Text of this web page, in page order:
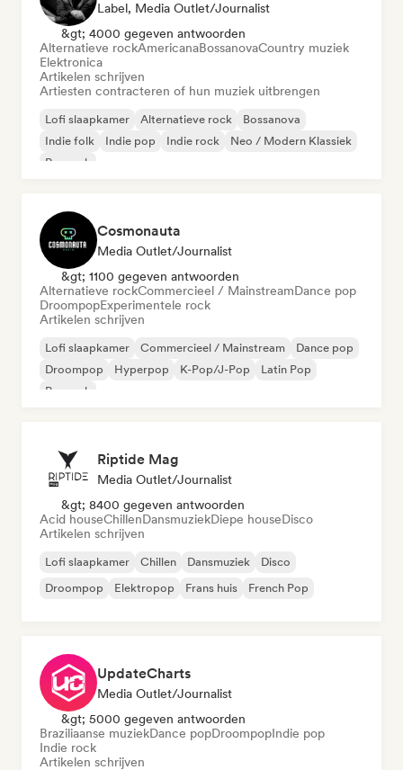
Label, Media Outlet/Journalist
&gt; 4000 gegeven antwoorden
Alternatieve rockAmericanaBossanovaCountry muziek
Elektronica
Artikelen schrijven
Artiesten contracteren of hun muziek uitbrengen
Lofi slaapkamer Alternatieve rock
Bossanova
Indie folk
Indie pop Indie rock
Neo / Modern Klassiek
Poprock
Cosmonauta
Media Outlet/Journalist
&gt; 1100 gegeven antwoorden
Alternatieve rockCommercieel / MainstreamDance pop
DroompopExperimentele rock
Artikelen schrijven
Lofi slaapkamer Commercieel / Mainstream
Dance pop
Droompop
Hyperpop K-Pop/J-Pop
Latin Pop
Poprock
Riptide Mag
Media Outlet/Journalist
&gt; 8400 gegeven antwoorden
Acid houseChillenDansmuziekDiepe houseDisco
Artikelen schrijven
Lofi slaapkamer Chillen Dansmuziek
Disco
Droompop
Elektropop Frans huis French Pop
UpdateCharts
Media Outlet/Journalist
&gt; 5000 gegeven antwoorden
Braziliaanse muziekDance popDroompopIndie pop
Indie rock
Artikelen schrijven